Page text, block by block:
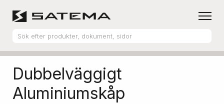
Produktsortiment Aluminiumskåp
Dubbelväggigt
Aluminiumskåp